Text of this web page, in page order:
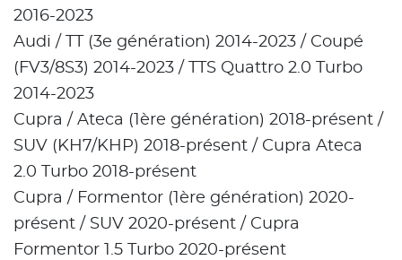
2016-2023
Audi / TT (3e génération) 2014-2023 / Coupé
(FV3/8S3) 2014-2023 / TTS Quattro 2.0 Turbo
2014-2023
Cupra / Ateca (1ère génération) 2018-présent /
SUV (KH7/KHP) 2018-présent / Cupra Ateca
2.0 Turbo 2018-présent
Cupra / Formentor (1ère génération) 2020-
présent / SUV 2020-présent / Cupra
Formentor 1.5 Turbo 2020-présent